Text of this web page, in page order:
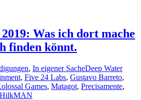
–
DICE
Toy
Was ich dort mache
finden könnt.
, In eigener SacheDeep Water
, Five 24 Labs, Gustavo Barreto,
Games, Matagot, Precisamente,
HilkMAN